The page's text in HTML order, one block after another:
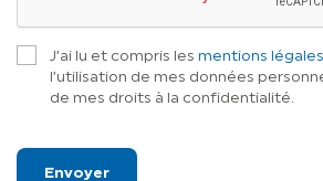
J’ai lu et compris les mentions légales
l’utilisation de mes données
de mes droits à la confidentialité.